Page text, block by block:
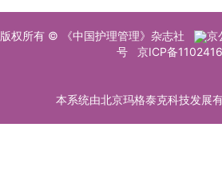
版权所有 © 《中国护理管理》杂志社
京
号
京ICP备
本系统由北京玛格泰克科技发展